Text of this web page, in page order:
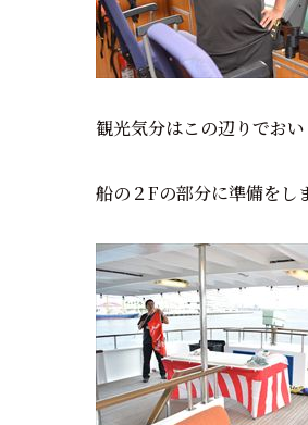
観光気分はこの辺りでお
船の２Fの部分に準備をし